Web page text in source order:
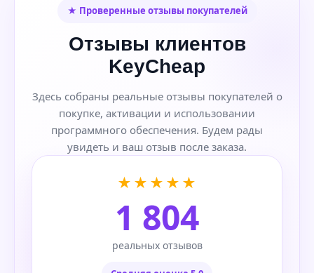
★ Проверенные отзывы покупателей
Отзывы клиентов
KeyCheap
Здесь собраны реальные отзывы покупателей о
покупке, активации и использовании
программного обеспечения. Будем рады
увидеть и ваш отзыв после заказа.
★★★★★
1 804
реальных отзывов